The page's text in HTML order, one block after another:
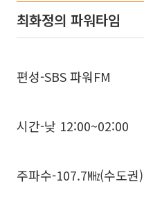
최화정의 파워타임
편성-SBS 파워FM
시간-낮 12:00~02:00
주파수-107.7㎒(수도권)